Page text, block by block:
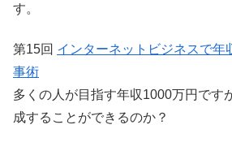
す。
第15回 インターネットビジネスで年
事術
多くの人が目指す年収1000万円です
成することができるのか？